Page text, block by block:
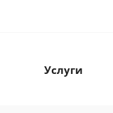
Услуги